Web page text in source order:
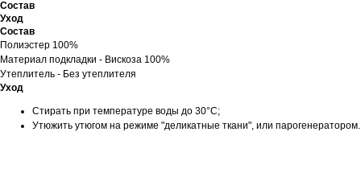
Состав
Уход
Состав
Полиэстер 100%
Материал подкладки - Вискоза 100%
Утеплитель - Без утеплителя
Уход
Стирать при температуре воды до 30°C;
Утюжить утюгом на режиме "деликатные ткани", или парогенератором.